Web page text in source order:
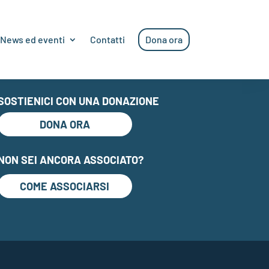
News ed eventi Contatti Dona ora
CON UNA DONAZIONE
DONA ORA
SEI ANCORA ASSOCIATO?
COME ASSOCIARSI